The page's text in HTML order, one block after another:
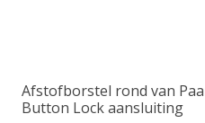
Afstofborstel rond van
Button Lock aansluiting